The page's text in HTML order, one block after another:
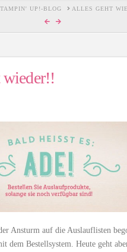
UP!-BLOG ALLES GEHT
wieder!!
Ansturm auf die Auslauflisten
dem Bestellsystem. Heute geht